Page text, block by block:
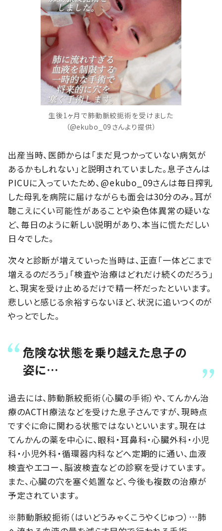
生後1ヶ月で肺動脈絞扼術を受けました
（@ekubo_09さんより提供）
出産当時、医師からは「まだ見つかっていない病気が
あるかもしれない」と説明されていました。息子さんは
PICUに入っていたため、@ekubo_09さんは毎日搾乳
した母乳を病院に届けながらも面会は30分のみ。耳が
聴こえにくい可能性があることや染色体異常の疑いな
ど、毎日のように新しい説明があり、本当に慌ただしい
日々でした。
次々と診断が増えていった当時は、正直「一体どこまで
増えるのだろう」「検査や治療はどれだけ続くのだろう」
と、現実を受け止めるだけで精一杯だったといいます。
悲しいと感じる余裕すらないほど、状況に追いつくのが
やっとでした。
危険な状態を乗り越えた息子の
姿に…
過去には、肺動脈絞扼術（心臓の手術）や、てんかん治
療のACTH療法などを受けた息子さんですが、現時点
ですぐに命に関わる状態ではないといいます。現在は
てんかんの薬を中心に、眼科・耳鼻科・心臓外科・小児
科・小児外科・循環器内科などへ定期的に通い、血液
検査やエコー、脳波検査などの診察を受けています。
また、心臓の穴を塞ぐ処置など、今後も複数の治療が
予定されています。
※肺動脈絞扼術（はいどうみゃくこうやくじゅつ）…肺